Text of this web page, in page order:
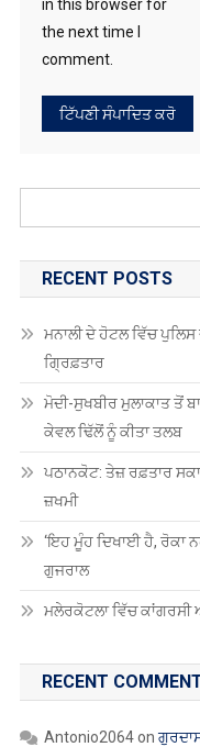
in this browser for
the next time I
comment.
RECENT POSTS
ਮਨਾਲੀ ਦੇ ਹੋਟਲ ਵਿੱਚ
ਗ੍ਰਿਫ਼ਤਾਰ
ਮੋਦੀ-ਸੁਖਬੀਰ ਮੁਲਾਕਾਤ ਤੋਂ
ਕੇਵਲ ਢਿੱਲੋਂ ਨੂੰ ਕੀਤਾ ਤਲਬ
ਪਠਾਨਕੋਟ: ਤੇਜ਼ ਰਫ਼ਤਾਰ
ਜ਼ਖਮੀ
‘ਇਹ ਮੂੰਹ ਦਿਖਾਈ ਹੈ, ਰੋਕਾ
ਗੁਜਰਾਲ
ਮਲੇਰਕੋਟਲਾ ਵਿੱਚ
RECENT
Antonio2064on